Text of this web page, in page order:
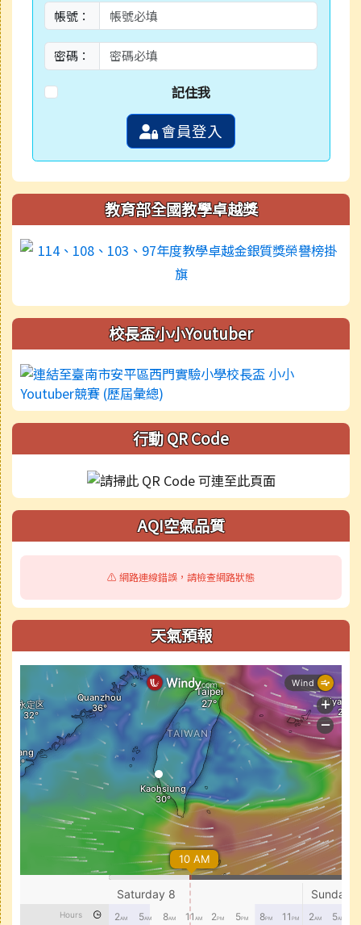
帳號：
密碼：
記住我
會員登入
教育部全國教學卓越獎
校長盃小小Youtuber
行動 QR Code
AQI空氣品質
⚠️ 網路連線錯誤，請檢查網路狀態
天氣預報